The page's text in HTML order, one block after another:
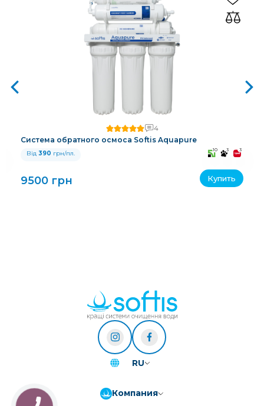
4
Система обратного осмоса Softis Aquapure
Від 390 грн/пл. 10 3 3
9500 грн Купить
RU
Компания